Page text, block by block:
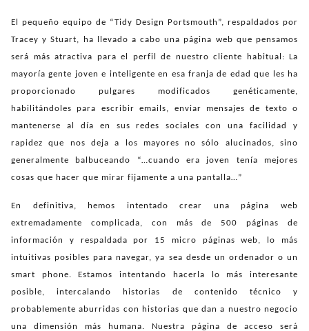
El pequeño equipo de “Tidy Design Portsmouth”, respaldados por
Tracey y Stuart, ha llevado a cabo una página web que pensamos
será más atractiva para el perfil de nuestro cliente habitual: La
mayoría gente joven e inteligente en esa franja de edad que les ha
proporcionado pulgares modificados genéticamente,
habilitándoles para escribir emails, enviar mensajes de texto o
mantenerse al día en sus redes sociales con una facilidad y
rapidez que nos deja a los mayores no sólo alucinados, sino
generalmente balbuceando “…cuando era joven tenía mejores
cosas que hacer que mirar fijamente a una pantalla…”
En definitiva, hemos intentado crear una página web
extremadamente complicada, con más de 500 páginas de
información y respaldada por 15 micro páginas web, lo más
intuitivas posibles para navegar, ya sea desde un ordenador o un
smart phone. Estamos intentando hacerla lo más interesante
posible, intercalando historias de contenido técnico y
probablemente aburridas con historias que dan a nuestro negocio
una dimensión más humana. Nuestra página de acceso será